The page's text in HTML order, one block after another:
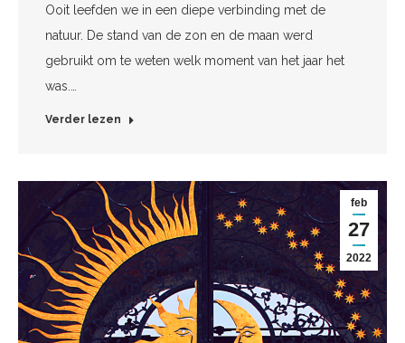
Ooit leefden we in een diepe verbinding met de
natuur. De stand van de zon en de maan werd
gebruikt om te weten welk moment van het jaar het
was.…
Verder lezen
feb
27
2022